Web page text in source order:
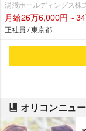
湯淺ホールディングス株
月給26万6,000円～
正社員 / 東京都
オリコンニュ